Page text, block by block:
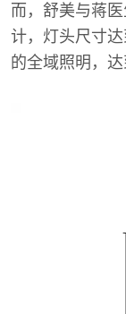
而，舒美与蒋
计，灯头尺寸
的全域照明，达